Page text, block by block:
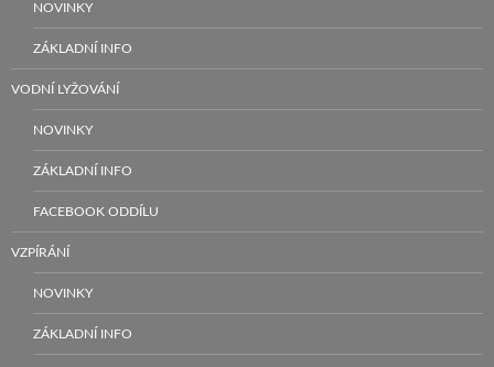
NOVINKY
ZÁKLADNÍ INFO
VODNÍ LYŽOVÁNÍ
NOVINKY
ZÁKLADNÍ INFO
FACEBOOK ODDÍLU
VZPÍRÁNÍ
NOVINKY
ZÁKLADNÍ INFO